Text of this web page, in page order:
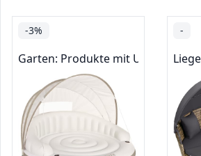
-3%
Garten: Produkte mit Umwelt-
-